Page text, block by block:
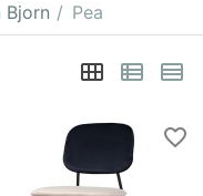
Bjorn / Pea